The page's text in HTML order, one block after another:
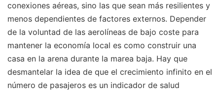
conexiones aéreas, sino las que sean más resilientes y
menos dependientes de factores externos. Depender
de la voluntad de las aerolíneas de bajo coste para
mantener la economía local es como construir una
casa en la arena durante la marea baja. Hay que
desmantelar la idea de que el crecimiento infinito en el
número de pasajeros es un indicador de salud